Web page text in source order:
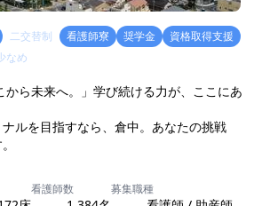
二交替制 看護師寮 奨学金
資格取得支援
なめ
から未来へ。」学び続ける力が、ここにあ
ルを目指すなら、倉中。あなたの挑戦
看護師数 募集職種